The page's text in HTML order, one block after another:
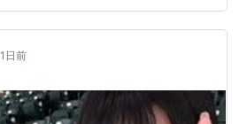
に伴い「エコモニ。」を解散。後に小池百合
演。
グッズの2L生写真でも着ているも
ます。大胆に脚を出しており、全
「梨華ちゃん！ こりゃあ、とんで
日前